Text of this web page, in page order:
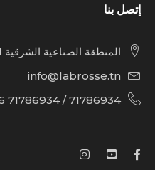
إتصل بنا
المنطقة الصناعية الشرقية 1 ـ 2035 تونس ـ تونس
info@labrosse.tn
71786934 / 71786934 216+